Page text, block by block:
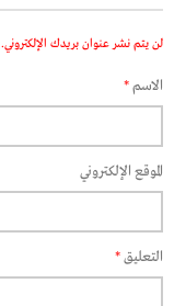
لن يتم نشر عنوان بريدك الإلكتروني.
الاسم*
الموقع الإلكتروني
التعليق*